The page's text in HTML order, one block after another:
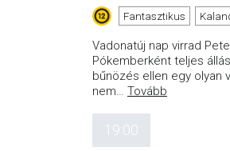
Fantasztikus
Vadonatúj nap virrad
Pókemberként teljes
bűnözés ellen egy olyan
nem… Tovább
19:00